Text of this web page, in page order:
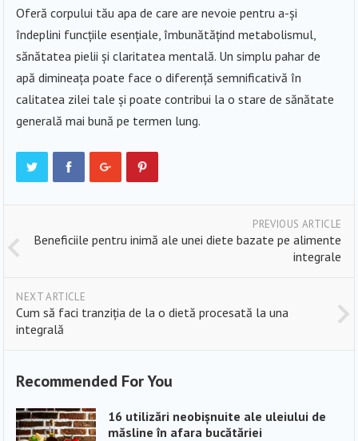
Oferă corpului tău apa de care are nevoie pentru a-și
îndeplini funcțiile esențiale, îmbunătățind metabolismul,
sănătatea pielii și claritatea mentală. Un simplu pahar de
apă dimineața poate face o diferență semnificativă în
calitatea zilei tale și poate contribui la o stare de sănătate
generală mai bună pe termen lung.
PREVIOUS ARTICLE
Beneficiile pentru inimă ale unei diete bazate pe alimente
integrale
NEXT ARTICLE
Cum să faci tranziția de la o dietă procesată la una
integrală
Recommended For You
16 utilizări neobișnuite ale uleiului de
măsline în afara bucătăriei